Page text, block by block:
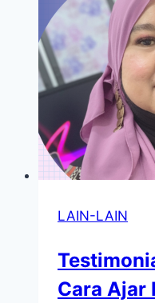
LAIN-LAIN
Cara Ajar